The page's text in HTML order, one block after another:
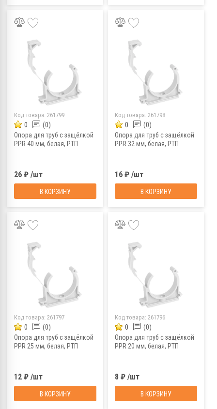
Код товара: 261799
0 (0)
Опора для труб с защёлкой
PPR 40 мм, белая, РТП
26 ₽ /шт
В КОРЗИНУ
Код товара: 261798
0 (0)
Опора для труб с защёлкой
PPR 32 мм, белая, РТП
16 ₽ /шт
В КОРЗИНУ
Код товара: 261797
0 (0)
Опора для труб с защёлкой
PPR 25 мм, белая, РТП
12 ₽ /шт
В КОРЗИНУ
Код товара: 261796
0 (0)
Опора для труб с защёлкой
PPR 20 мм, белая, РТП
8 ₽ /шт
В КОРЗИНУ